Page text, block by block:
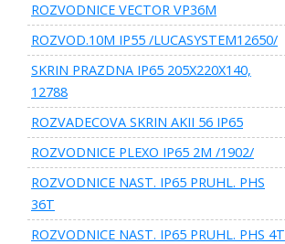
ROZVODNICE VECTOR VP36M
ROZVOD.10M IP55 /LUCASYSTEM12650/
SKRIN PRAZDNA IP65 205X220X140,
12788
ROZVADECOVA SKRIN AKII 56 IP65
ROZVODNICE PLEXO IP65 2M /1902/
ROZVODNICE NAST. IP65 PRUHL. PHS
36T
ROZVODNICE NAST. IP65 PRUHL. PHS 4T